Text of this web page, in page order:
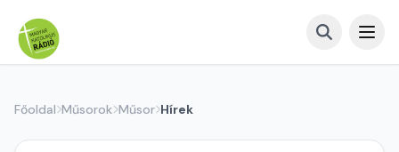
Főoldal Műsorok Műsor Hírek